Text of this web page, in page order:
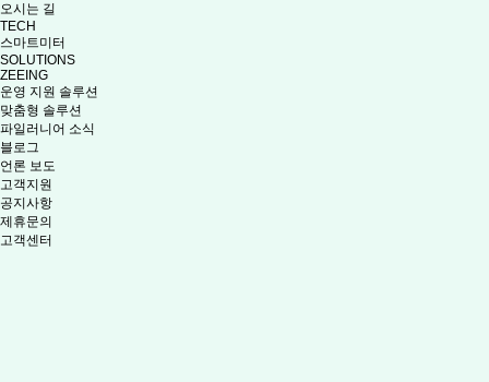
오시는 길
TECH
스마트미터
SOLUTIONS
ZEEING
운영 지원 솔루션
맞춤형 솔루션
파일러니어 소식
블로그
언론 보도
고객지원
공지사항
제휴문의
고객센터